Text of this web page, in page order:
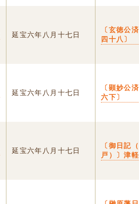
延宝六年八月十七日
〔玄徳
四十八〕
延宝六年八月十七日
〔顕妙
六下〕
延宝六年八月十七日
〔御日記
戸）〕津